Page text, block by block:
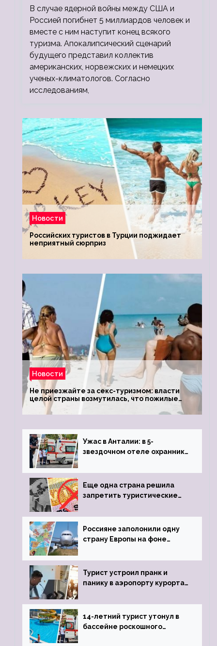
людей
В случае ядерной войны между США и
Россией погибнет 5 миллиардов человек и
вместе с ним наступит конец всякого
туризма. Апокалипсический сценарий
будущего представил коллектив
американских, норвежских и немецких
ученых-климатологов. Согласно
исследованиям,
Новости
Российских туристов в Турции поджидает
неприятный сюрприз
Новости
Не приезжайте за секс-туризмом: власти
целой страны возмутилась, что пожилые
туристки массово едут к ним, чтобы
обзавестись молодыми любовниками
Ужас в Анталии: в 5-
звездочном отеле охранник
пистолета
Еще одна страна решила
запретить туристические
Россияне заполонили одну
страну Европы на фоне
виз
Турист устроил пранк и
панику в аэропорту курорта,
задержке рейса
14-летний турист утонул в
бассейне роскошного